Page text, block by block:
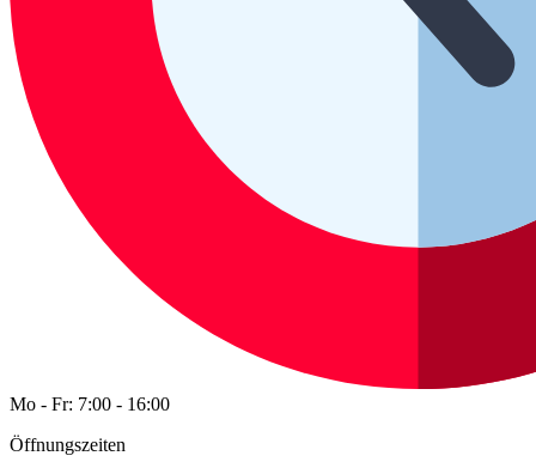
Mo - Fr: 7:00 - 16:00
Öffnungszeiten